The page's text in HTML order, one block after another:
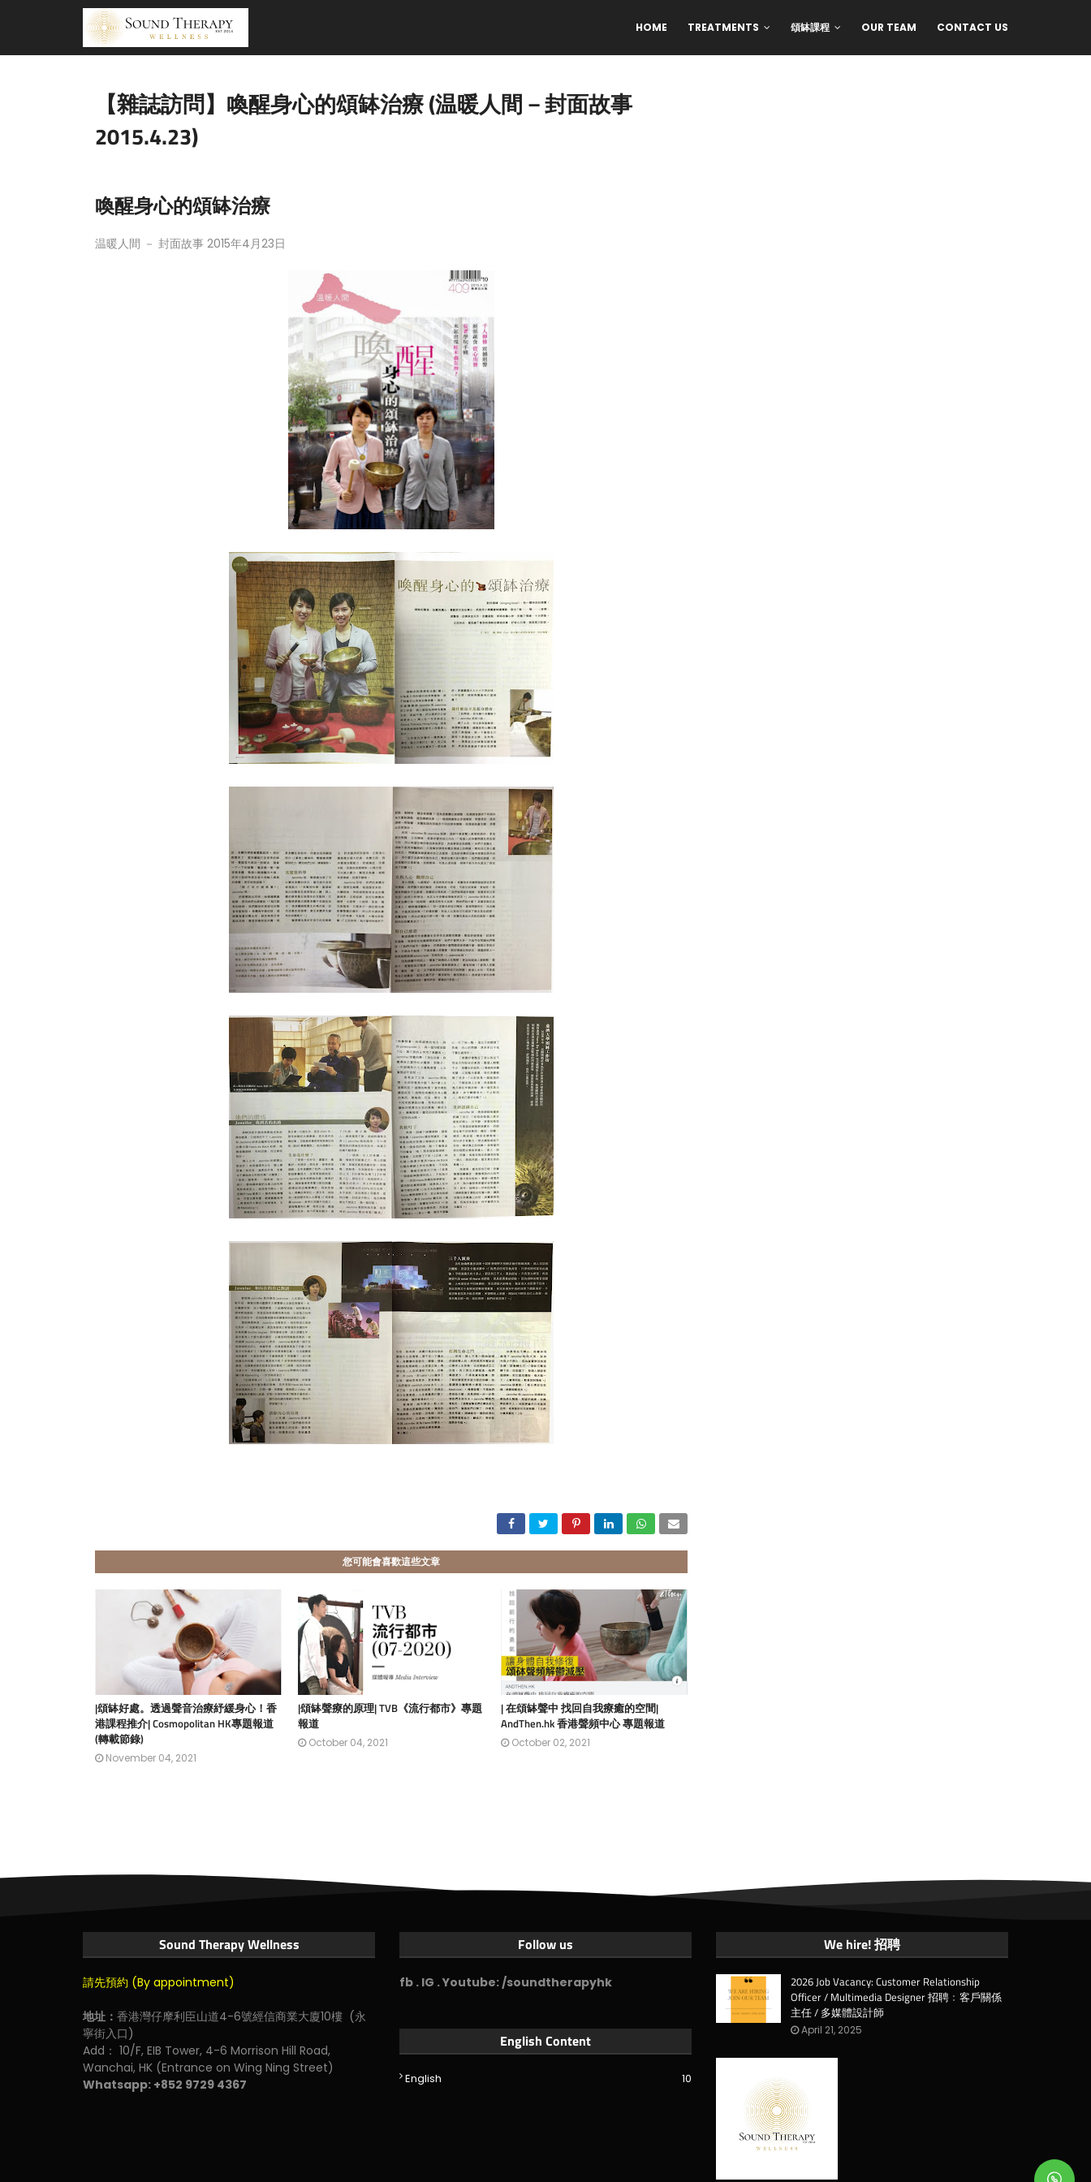
HOME TREATMENTS 頌缽課程 OUR TEAM CONTACT US
【雜誌訪問】喚醒身心的頌缽治療 (温暖人間－封面故事
2015.4.23)
喚醒身心的頌缽治療
温暖人間 － 封面故事 2015年4月23日
您可能會喜歡這些文章
|頌缽好處。透過聲音治療紓緩身心！香
港課程推介| Cosmopolitan HK專題報道
(轉載節錄)
November 04, 2021
|頌缽聲療的原理| TVB《流行都市》專題
報道
October 04, 2021
| 在頌缽聲中 找回自我療癒的空間|
AndThen.hk 香港聲頻中心 專題報道
October 02, 2021
Sound Therapy Wellness
請先預約 (By appointment)
地址： 香港灣仔摩利臣山道4-6號經信商業大廈10樓 (永
寧街入口)
Add： 10/F, EIB Tower, 4-6 Morrison Hill Road,
Wanchai, HK (Entrance on Wing Ning Street)
Whatsapp: +852 9729 4367
Follow us
fb . IG . Youtube: /soundtherapyhk
English Content
English 10
We hire! 招聘
2026 Job Vacancy: Customer Relationship
Officer / Multimedia Designer 招聘﹕客戶關係
主任 / 多媒體設計師
April 21, 2025